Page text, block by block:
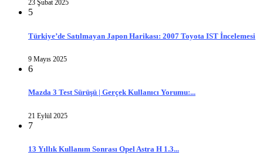
23 Şubat 2025
5
Türkiye’de Satılmayan Japon Harikası: 2007 Toyota IST İncelemesi
9 Mayıs 2025
6
Mazda 3 Test Sürüşü | Gerçek Kullanıcı Yorumu:...
21 Eylül 2025
7
13 Yıllık Kullanım Sonrası Opel Astra H 1.3...